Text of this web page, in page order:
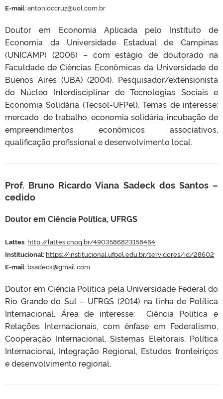
E-mail:antonioccruz@uol.com.br
Doutor em Economia Aplicada pelo Instituto de
Economia da Universidade Estadual de Campinas
(UNICAMP) (2006) – com estágio de doutorado na
Faculdade de Ciências Econômicas da Universidade de
Buenos Aires (UBA) (2004). Pesquisador/extensionista
do Núcleo Interdisciplinar de Tecnologias Sociais e
Economia Solidária (Tecsol-UFPel). Temas de interesse:
mercado de trabalho, economia solidária, incubação de
empreendimentos econômicos associativos,
qualificação profissional e desenvolvimento local.
Prof. Bruno Ricardo Viana Sadeck dos Santos –
cedido
Doutor em Ciência Política, UFRGS
Lattes: http://lattes.cnpq.br/4903586823158464
Institucional: https://institucional.ufpel.edu.br/servidores/id/28602
E-mail: bsadeck@gmail.com
Doutor em Ciência Política pela Universidade Federal do
Rio Grande do Sul – UFRGS (2014) na linha de Política
Internacional. Área de interesse: Ciência Política e
Relações Internacionais, com ênfase em Federalismo,
Cooperação Internacional, Sistemas Eleitorais, Política
Internacional, Integração Regional, Estudos fronteiriços
e desenvolvimento regional.